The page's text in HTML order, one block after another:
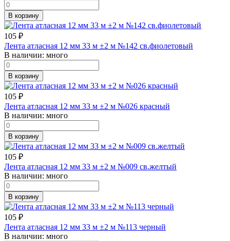
В корзину
105 ₽
Лента атласная 12 мм 33 м ±2 м №142 св.фиолетовый
В наличии: много
В корзину
105 ₽
Лента атласная 12 мм 33 м ±2 м №026 красный
В наличии: много
В корзину
105 ₽
Лента атласная 12 мм 33 м ±2 м №009 св.желтый
В наличии: много
В корзину
105 ₽
Лента атласная 12 мм 33 м ±2 м №113 черный
В наличии: много